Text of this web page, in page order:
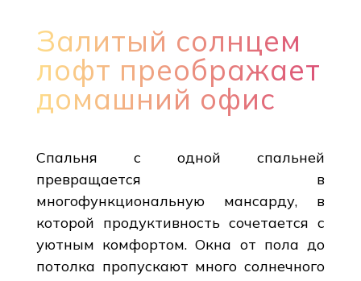
Залитый солнцем
лофт преображает
домашний офис
Спальня с одной спальней
превращается в
многофункциональную мансарду, в
которой продуктивность сочетается с
уютным комфортом. Окна от пола до
потолка пропускают много солнечного